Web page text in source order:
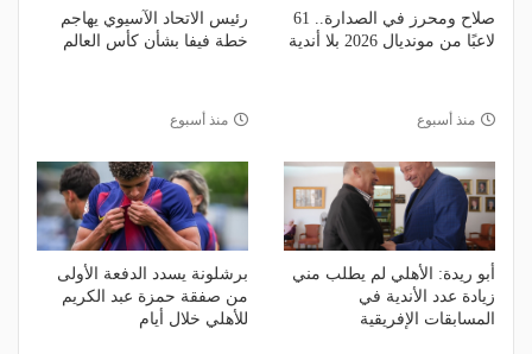
صلاح ومحرز في الصدارة.. 61
لاعبًا من مونديال 2026 بلا أندية
منذ أسبوع
رئيس الاتحاد الآسيوي يهاجم
خطة فيفا بشأن كأس العالم
منذ أسبوع
أبو ريدة: الأهلي لم يطلب مني
زيادة عدد الأندية في
المسابقات الإفريقية
برشلونة يسدد الدفعة الأولى
من صفقة حمزة عبد الكريم
للأهلي خلال أيام